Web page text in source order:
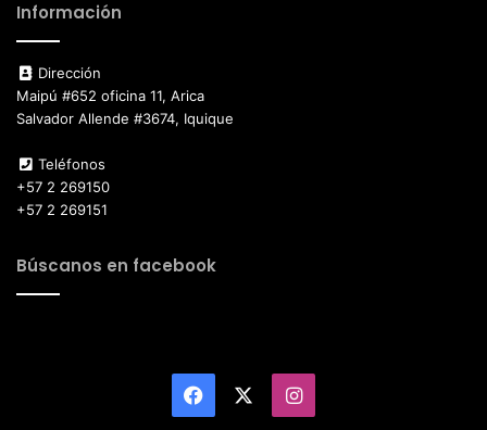
Información
Dirección
Maipú #652 oficina 11, Arica
Salvador Allende #3674, Iquique
Teléfonos
+57 2 269150
+57 2 269151
Búscanos en facebook
Facebook Instagram